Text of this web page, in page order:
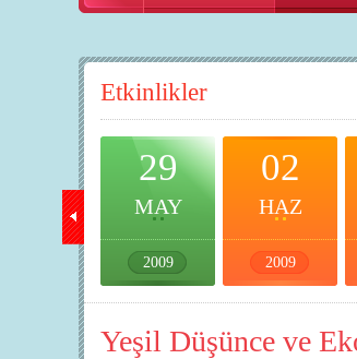
Etkinlikler
29
MAY
2009
02
HAZ
2009
Yeşil Düşünce ve